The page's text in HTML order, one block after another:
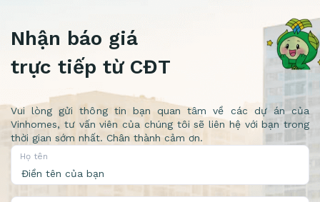
Nhận báo giá
trực tiếp từ CĐT
Vui lòng gửi thông tin bạn quan tâm về các dự án của
Vinhomes, tư vấn viên của chúng tôi sẽ liên hệ với bạn trong
thời gian sớm nhất. Chân thành cảm ơn.
Họ tên